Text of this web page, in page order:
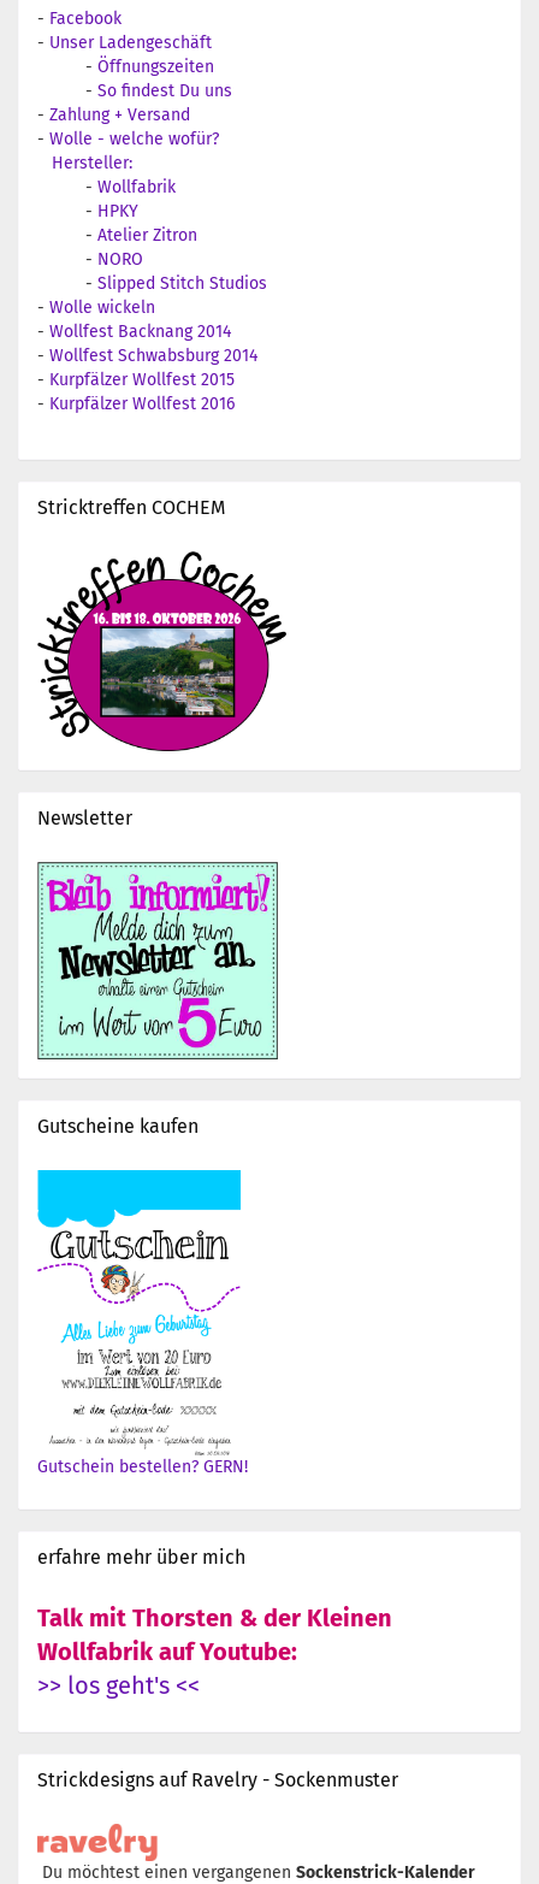
- Facebook
- Unser Ladengeschäft
- Öffnungszeiten
- So findest Du uns
- Zahlung + Versand
- Wolle - welche wofür?
Hersteller:
- Wollfabrik
- HPKY
- Atelier Zitron
- NORO
- Slipped Stitch Studios
- Wolle wickeln
- Wollfest Backnang 2014
- Wollfest Schwabsburg 2014
- Kurpfälzer Wollfest 2015
- Kurpfälzer Wollfest 2016
Stricktreffen COCHEM
Newsletter
Gutscheine kaufen
Gutschein bestellen? GERN!
erfahre mehr über mich
Talk mit Thorsten & der Kleinen
Wollfabrik auf Youtube:
>> los geht's <<
Strickdesigns auf Ravelry - Sockenmuster
Du möchtest einen vergangenen Sockenstrick-Kalender